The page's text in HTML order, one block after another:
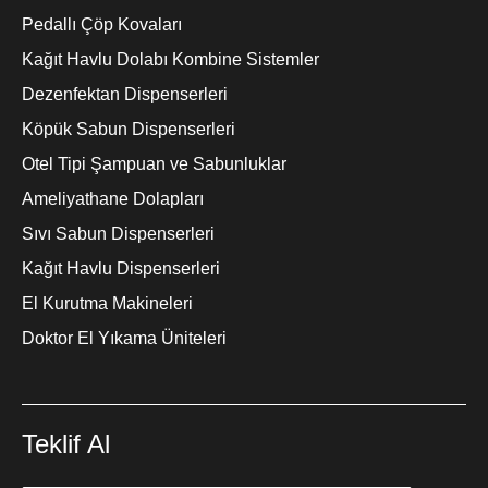
Pedallı Çöp Kovaları
Kağıt Havlu Dolabı Kombine Sistemler
Dezenfektan Dispenserleri
Köpük Sabun Dispenserleri
Otel Tipi Şampuan ve Sabunluklar
Ameliyathane Dolapları
Sıvı Sabun Dispenserleri
Kağıt Havlu Dispenserleri
El Kurutma Makineleri
Doktor El Yıkama Üniteleri
Teklif Al